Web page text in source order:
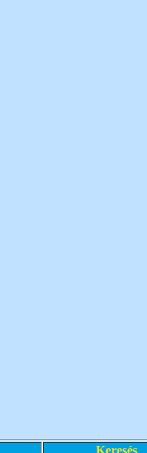
Keresés